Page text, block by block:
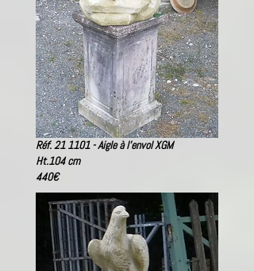
Réf. 21 1101 - Aigle à l'envol XGM
Ht.104 cm
440€